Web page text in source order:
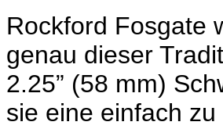
Rockford Fosgate
genau dieser
2.25” (58 mm)
sie eine einfach